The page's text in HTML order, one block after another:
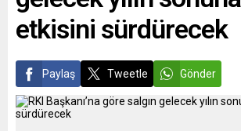
etkisini sürdürecek
Paylaş Tweetle Gönder